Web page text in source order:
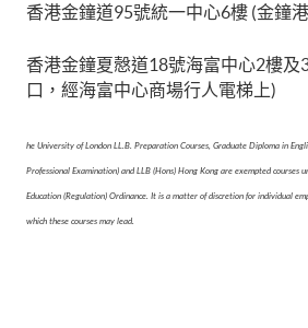
香港金鐘道95號統一中心6樓 (金鐘
香港金鐘夏慤道18號海富中心2樓及
口，經海富中心商場行人電梯上)
he University of London LL.B. Preparation Courses, Graduate Diploma in
Professional Examination) and LLB (Hons) Hong Kong are exempted courses
Education (Regulation) Ordinance. It is a matter of discretion for individual
which these courses may lead.